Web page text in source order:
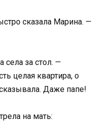
сказала Марина. —
за стол. —
целая квартира, о
Даже папе!
на мать: